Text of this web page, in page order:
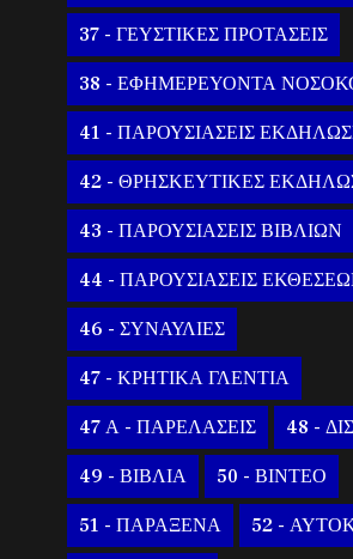
37 - ΓΕΥΣΤΙΚΕΣ ΠΡΟΤΑΣΕΙΣ
38 - ΕΦΗΜΕΡΕΥΟΝΤΑ
41 - ΠΑΡΟΥΣΙΑΣΕΙΣ
42 - ΘΡΗΣΚΕΥΤΙΚΕΣ
43 - ΠΑΡΟΥΣΙΑΣΕΙΣ ΒΙΒΛΙΩΝ
44 - ΠΑΡΟΥΣΙΑΣΕΙΣ
46 - ΣΥΝΑΥΛΙΕΣ
47 - ΚΡΗΤΙΚΑ ΓΛΕΝΤΙΑ
47 Α - ΠΑΡΕΛΑΣΕΙΣ 48 -
49 - ΒΙΒΛΙΑ 50 - ΒΙΝΤΕΟ
51 - ΠΑΡΑΞΕΝΑ 52 -